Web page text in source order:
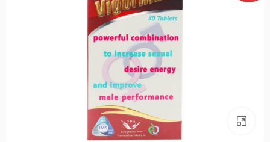
بزرگنمایی تصویر